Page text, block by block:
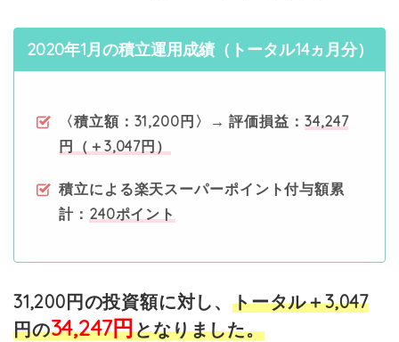
2020年1月の積立運用成績（トータル14ヵ月分）
〈積立額：31,200円〉→ 評価損益： 34,247
円（＋3,047円）
積立による楽天スーパーポイント付与額累
計： 240ポイント
31,200円の投資額に対し、 トータル＋3,047
円の34,247円となりました。